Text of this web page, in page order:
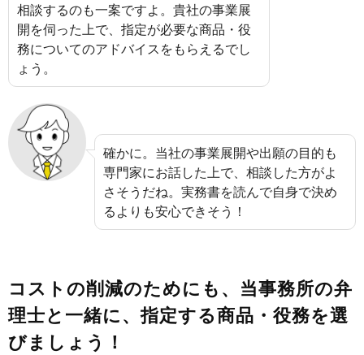
相談するのも一案ですよ。貴社の事業展
開を伺った上で、指定が必要な商品・役
務についてのアドバイスをもらえるでし
ょう。
確かに。当社の事業展開や出願の目的も
専門家にお話した上で、相談した方がよ
さそうだね。実務書を読んで自身で決め
るよりも安心できそう！
コストの削減のためにも、当事務所の弁
理士と一緒に、指定する商品・役務を選
びましょう！